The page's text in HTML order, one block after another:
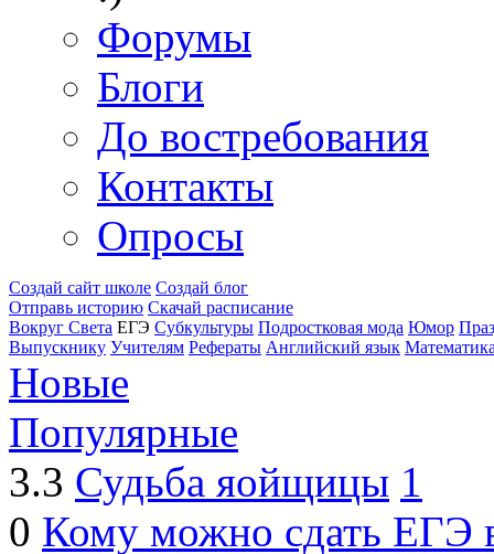
Форумы
Блоги
До востребования
Контакты
Опросы
Создай сайт школе Создай блог
Отправь историю Скачай расписание
Вокруг Света ЕГЭ Субкультуры Подростковая мода Юмор
Выпускнику Учителям Рефераты Английский язык
Новые
Популярные
3.3 Судьба яойщицы 1
0 Кому можно сдать ЕГЭ